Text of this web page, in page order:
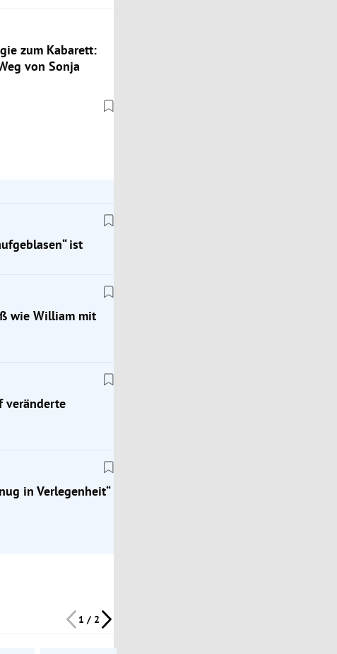
zum Kabarett:
von Sonja
Bittere Pille für Meghan: Klare Hinweise auf
ist
wie William mit
veränderte
in Verlegenheit“
1 / 2